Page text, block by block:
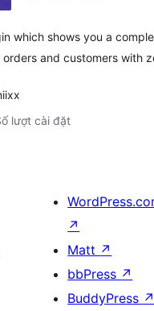
which shows you a
orders and customers with
lượt cài đặt
↗
Matt ↗
bbPress ↗
BuddyPress ↗